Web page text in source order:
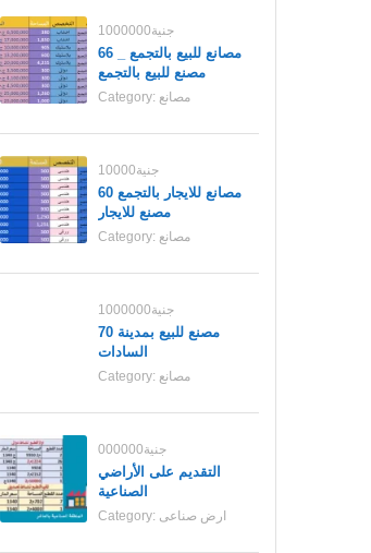
1000000جنية
مصانع للبيع بالتجمع _ 66
مصنع للبيع بالتجمع
Category: مصانع
10000جنية
مصانع للايجار بالتجمع 60
مصنع للايجار
Category: مصانع
1000000جنية
70 مصنع للبيع بمدينة
السادات
Category: مصانع
000000جنية
التقديم على الأراضي
الصناعية
Category: ارض صناعى